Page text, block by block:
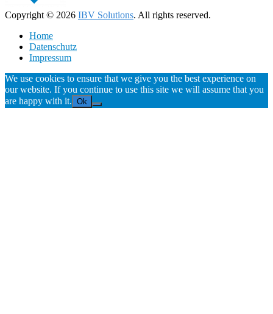
Copyright © 2026 IBV Solutions. All rights reserved.
Home
Datenschutz
Impressum
We use cookies to ensure that we give you the best experience on
our website. If you continue to use this site we will assume that you
are happy with it. Ok